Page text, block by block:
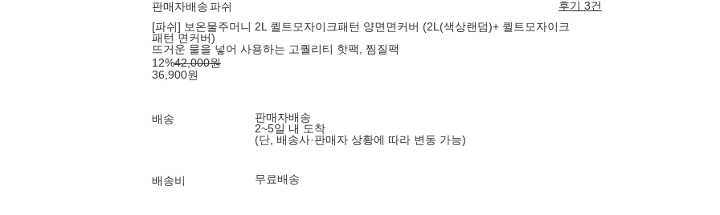
판매자배송파쉬
후기 3건
[파쉬] 보온물주머니 2L 퀼트모자이크패턴 양면면커버 (2L(색상랜덤)+ 퀼트모자이크
패턴 면커버)
뜨거운 물을 넣어 사용하는 고퀄리티 핫팩, 찜질팩
12%42,000원
36,900원
배송
판매자배송
2~5일 내 도착
(단, 배송사·판매자 상황에 따라 변동 가능)
배송비 무료배송